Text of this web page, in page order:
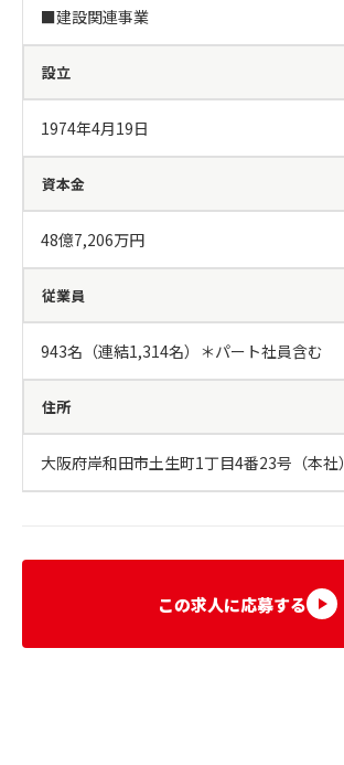
■建設関連事業
設立
1974年4月19日
資本金
48億7,206万円
従業員
943名（連結1,314名）＊パート社員含む
住所
大阪府岸和田市土生町1丁目4番23号（本社）
この求人に応募する